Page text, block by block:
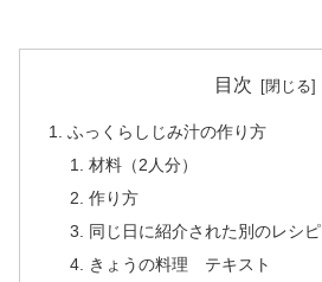
目次
ふっくらしじみ汁の作り方
材料（2人分）
作り方
同じ日に紹介された別のレシピ
きょうの料理 テキスト